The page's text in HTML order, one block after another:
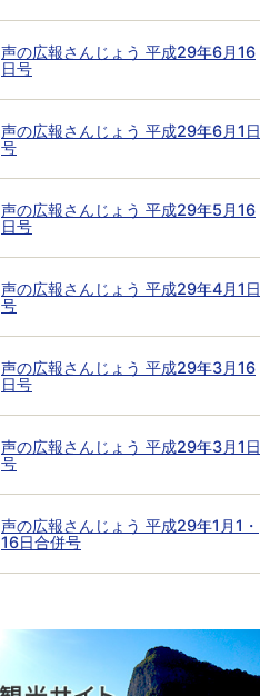
声の広報さんじょう 平成29年6月16
日号
声の広報さんじょう 平成29年6月1日
号
声の広報さんじょう 平成29年5月16
日号
声の広報さんじょう 平成29年4月1日
号
声の広報さんじょう 平成29年3月16
日号
声の広報さんじょう 平成29年3月1日
号
声の広報さんじょう 平成29年1月1・
16日合併号